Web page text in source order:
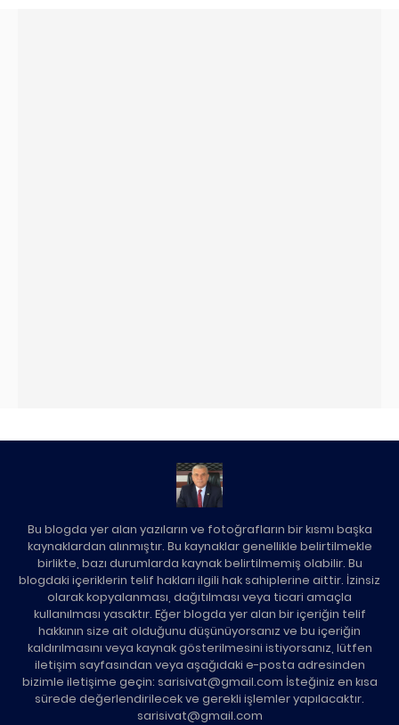
Bu blogda yer alan yazıların ve fotoğrafların bir kısmı başka
kaynaklardan alınmıştır. Bu kaynaklar genellikle belirtilmekle
birlikte, bazı durumlarda kaynak belirtilmemiş olabilir. Bu
blogdaki içeriklerin telif hakları ilgili hak sahiplerine aittir. İzinsiz
olarak kopyalanması, dağıtılması veya ticari amaçla
kullanılması yasaktır. Eğer blogda yer alan bir içeriğin telif
hakkının size ait olduğunu düşünüyorsanız ve bu içeriğin
kaldırılmasını veya kaynak gösterilmesini istiyorsanız, lütfen
iletişim sayfasından veya aşağıdaki e-posta adresinden
bizimle iletişime geçin: sarisivat@gmail.com İsteğiniz en kısa
sürede değerlendirilecek ve gerekli işlemler yapılacaktır.
sarisivat@gmail.com